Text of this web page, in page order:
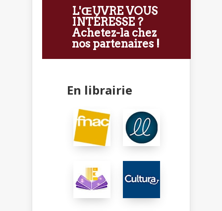
L'ŒUVRE VOUS
INTÉRESSE ?
Achetez-la chez
nos partenaires !
En librairie